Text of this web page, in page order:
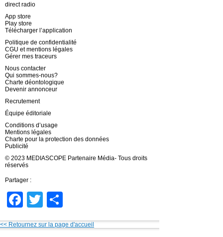
direct radio
App store
Play store
Télécharger l’application
Politique de confidentialité
CGU et mentions légales
Gérer mes traceurs
Nous contacter
Qui sommes-nous?
Charte déontologique
Devenir annonceur
Recrutement
Équipe éditoriale
Conditions d’usage
Mentions légales
Charte pour la protection des données
Publicité
© 2023 MEDIASCOPE Partenaire Média- Tous droits
réservés
Partager :
Facebook
Twitter
<< Retournez sur la page d'accueil